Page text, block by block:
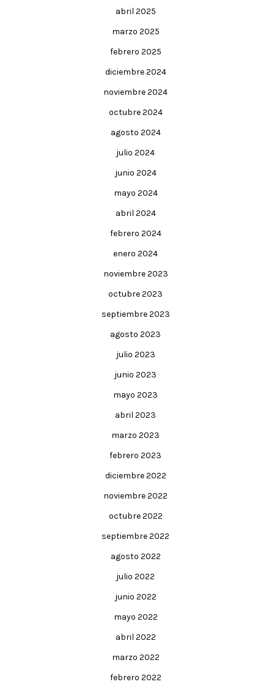
abril 2025
marzo 2025
febrero 2025
diciembre 2024
noviembre 2024
octubre 2024
agosto 2024
julio 2024
junio 2024
mayo 2024
abril 2024
febrero 2024
enero 2024
noviembre 2023
octubre 2023
septiembre 2023
agosto 2023
julio 2023
junio 2023
mayo 2023
abril 2023
marzo 2023
febrero 2023
diciembre 2022
noviembre 2022
octubre 2022
septiembre 2022
agosto 2022
julio 2022
junio 2022
mayo 2022
abril 2022
marzo 2022
febrero 2022